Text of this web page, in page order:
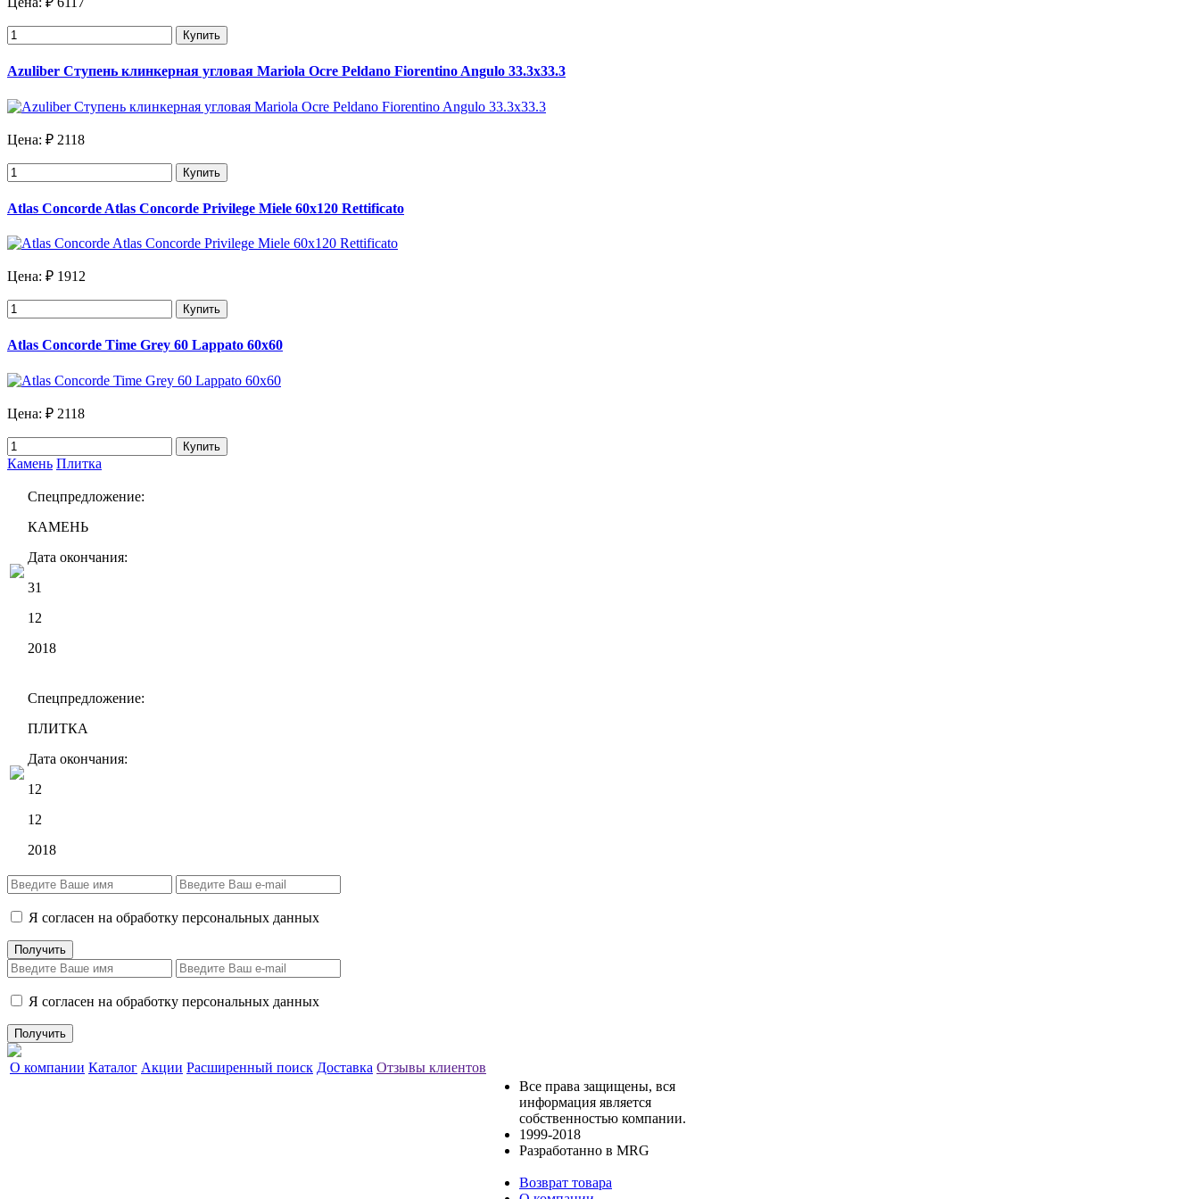
Купить
Azuliber Ступень клинкерная угловая Mariola Ocre Peldano Fiorentino Angulo 33.3х33.3
Цена: ₽ 2118
Купить
Atlas Concorde Atlas Concorde Privilege Miele 60х120 Rettificato
Цена: ₽ 1912
Купить
Atlas Concorde Time Grey 60 Lappato 60x60
Цена: ₽ 2118
Купить
Камень Плитка
Спецпредложение:
КАМЕНЬ
Дата окончания:
31
12
2018
Спецпредложение:
ПЛИТКА
Дата окончания:
12
12
2018
Я согласен на обработку персональных данных
Я согласен на обработку персональных данных
О компании Каталог Акции Расширенный поиск Доставка Отзывы клиентов
Все права защищены, вся
информация является
собственностью компании.
1999-2018
Разработанно в MRG
Возврат товара